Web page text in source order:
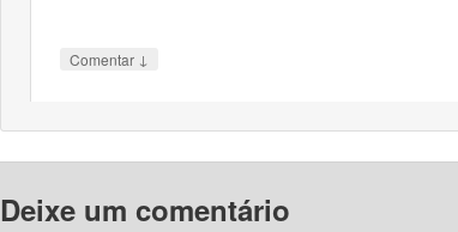
Comentar ↓
Deixe um comentário